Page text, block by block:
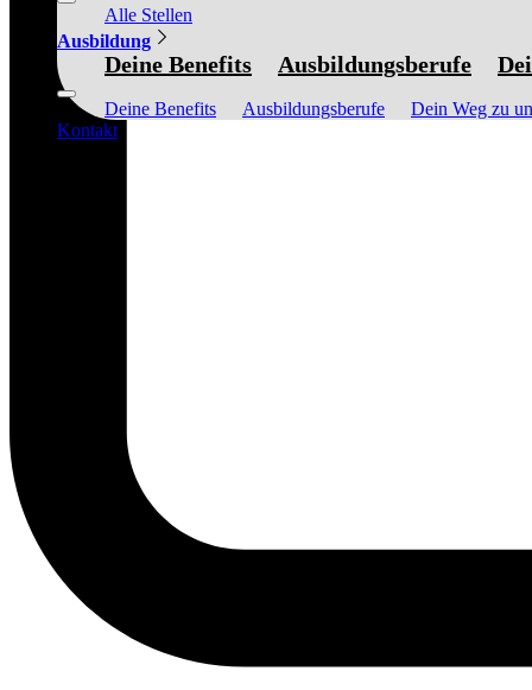
Alle Stellen
Ausbildung
Deine Benefits Ausbildungsberufe
Deine Benefits Ausbildungsberufe
Dein Weg zu
Kontakt